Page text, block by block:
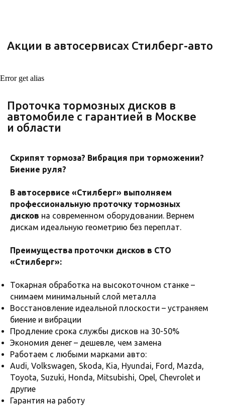
Error get alias
Скрипят тормоза? Вибрация при торможении?
Биение руля?
В автосервисе «Стилберг» выполняем
профессиональную проточку тормозных
дисков на современном оборудовании. Вернем
дискам идеальную геометрию без переплат.
Преимущества проточки дисков в СТО
«Стилберг»:
Токарная обработка на высокоточном станке –
снимаем минимальный слой металла
Восстановление идеальной плоскости – устраняем
биение и вибрации
Продление срока службы дисков на 30-50%
Экономия денег – дешевле, чем замена
Работаем с любыми марками авто:
Audi, Volkswagen, Skoda, Kia, Hyundai, Ford, Mazda,
Toyota, Suzuki, Honda, Mitsubishi, Opel, Chevrolet и
другие
Гарантия на работу
ОСТАВЬТЕ ЗАЯВКУ
Ответим на вопросы по срокам
и стоимости, запишем на удобное